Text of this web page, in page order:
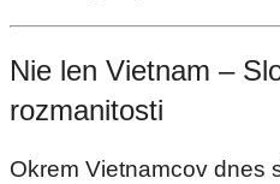
Nie len Vietnam –
rozmanitosti
Okrem Vietnamcov dnes